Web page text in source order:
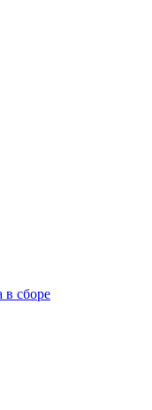
в сборе